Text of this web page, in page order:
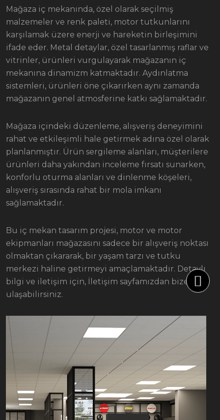
Mağaza iç mekanında, özel olarak seçilmiş
malzemeler ve renk paleti, motor tutkunlarını
karşılamak üzere enerji ve hareketin birleşimini
ifade eder. Metal detaylar, özel tasarlanmış raflar ve
vitrinler, ürünleri vurgulayarak mağazanın iç
mekanına dinamizm katmaktadır. Aydınlatma
sistemleri, ürünleri öne çıkarırken aynı zamanda
mağazanın genel atmosferine katkı sağlamaktadır.
Mağaza içindeki düzenleme, alışveriş deneyimini
rahat ve etkileşimli hale getirmek adına özel olarak
planlanmıştır. Ürün sergileme alanları, müşterilere
ürünleri daha yakından inceleme fırsatı sunarken,
konforlu oturma alanları ve dinlenme köşeleri,
alışveriş sırasında rahat bir mola imkanı
sağlamaktadır.
Bu iç mekan tasarım projesi, motor ve motor
ekipmanları mağazasını sadece bir alışveriş noktası
olmaktan çıkararak, bir yaşam tarzı ve tutku
merkezi haline getirmeyi amaçlamaktadır. Detaylı
bilgi ve iletişim için, İletişim sayfamızdan bize
ulaşabilirsiniz.